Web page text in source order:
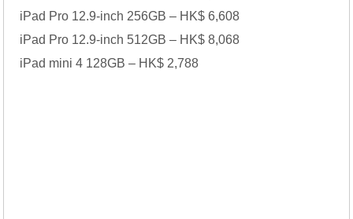
iPad Pro 12.9-inch 256GB – HK$ 6,608
iPad Pro 12.9-inch 512GB – HK$ 8,068
iPad mini 4 128GB – HK$ 2,788